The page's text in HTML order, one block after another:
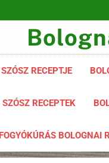
RECEPTJE
RECEPTEK
BOLOGNAI